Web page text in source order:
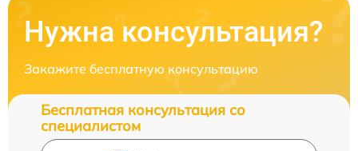
Нужна консультация?
Закажите бесплатную консультацию
Бесплатная консультация со
специалистом